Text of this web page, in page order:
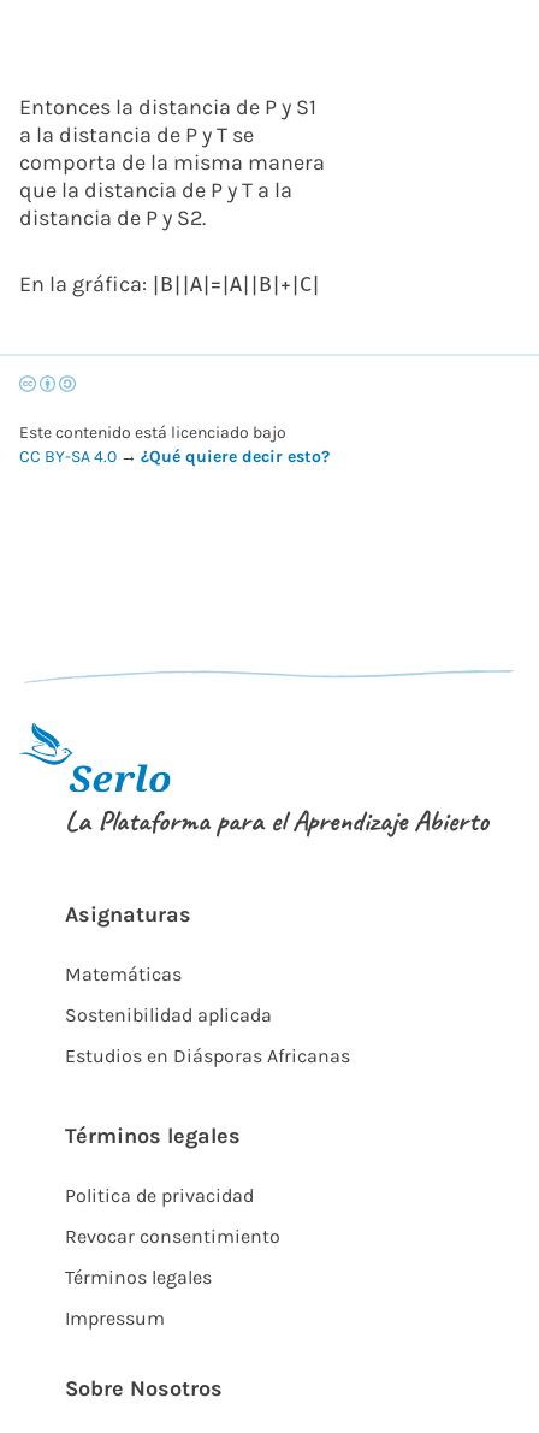
Entonces la distancia de P y S1
a la distancia de P y T se
comporta de la misma manera
que la distancia de P y T a la
distancia de P y S2.
En la gráfica: B A = A B + C
Este contenido está licenciado bajo
CC BY-SA 4.0 → ¿Qué quiere decir esto?
La Plataforma para el Aprendizaje Abierto
Asignaturas
Matemáticas
Sostenibilidad aplicada
Estudios en Diásporas Africanas
Términos legales
Politica de privacidad
Revocar consentimiento
Términos legales
Impressum
Sobre Nosotros